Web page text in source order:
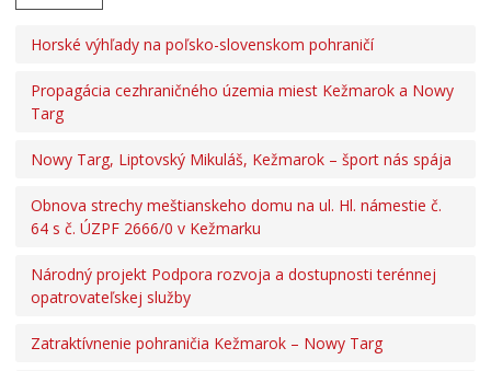
PROJEKTY
Projekty mesta
Interreg V-A Poľsko – Slovensko 2014-2020
Integrovaný regionálny operačný program 2014 – 2020
Operačný program ľudské zdroje
Operačný program integrovaná infraštruktúra 2014-
2020
Program Slovensko 2021 – 2027
Horské výhľady na poľsko-slovenskom pohraničí
Propagácia cezhraničného územia miest Kežmarok a Nowy
Targ
Nowy Targ, Liptovský Mikuláš, Kežmarok – šport nás spája
Obnova strechy meštianskeho domu na ul. Hl. námestie č.
64 s č. ÚZPF 2666/0 v Kežmarku
Národný projekt Podpora rozvoja a dostupnosti terénnej
opatrovateľskej služby
Zatraktívnenie pohraničia Kežmarok – Nowy Targ